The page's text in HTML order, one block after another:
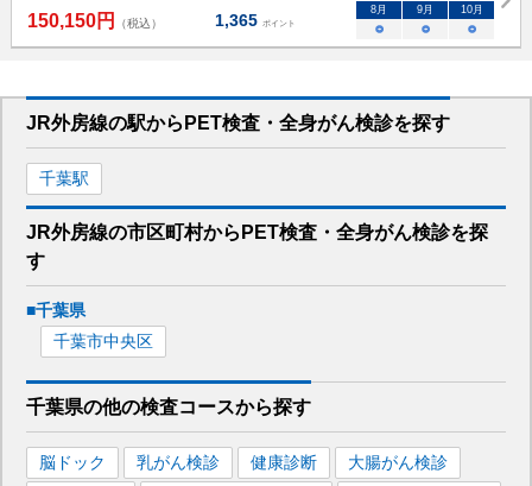
150,150円 （税込） 1,365 ポイント
8月 9月 10月
○ ○ ○
JR外房線の駅から PET検査・全身がん検診を探す
千葉駅
JR外房線の市区町村から PET検査・全身がん検診を探
す
■千葉県
千葉市中央区
千葉県の他の検査コースから探す
脳ドック 乳がん検診 健康診断
大腸がん検診